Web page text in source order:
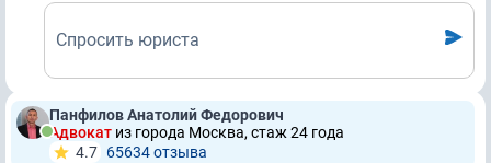
Спросить юриста
Панфилов Анатолий Федорович
Адвокат из города Москва, стаж 24 годa
4.7 65634 отзывa